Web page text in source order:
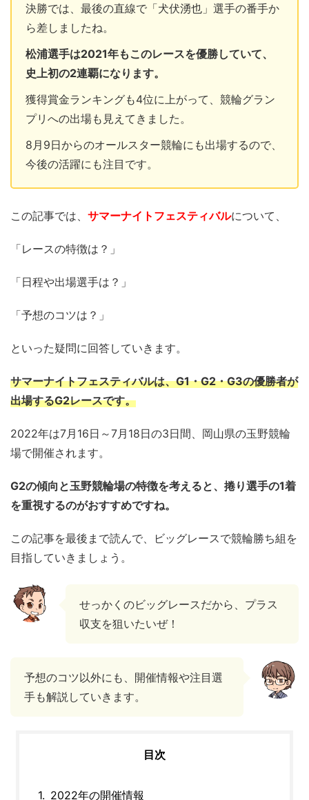
決勝では、最後の直線で「犬伏湧也」選手の番手か
ら差しましたね。
松浦選手は2021年もこのレースを優勝していて、
史上初の2連覇になります。
獲得賞金ランキングも4位に上がって、競輪グラン
プリへの出場も見えてきました。
8月9日からのオールスター競輪にも出場するので、
今後の活躍にも注目です。
この記事では、 サマーナイトフェスティバルについて、
「レースの特徴は？」
「日程や出場選手は？」
「予想のコツは？」
といった疑問に回答していきます。
サマーナイトフェスティバルは、G1・G2・G3の優勝者が
出場するG2レースです。
2022年は7月16日～7月18日の3日間、岡山県の玉野競輪
場で開催されます。
G2の傾向と玉野競輪場の特徴を考えると、捲り選手の1着
を重視するのがおすすめですね。
この記事を最後まで読んで、ビッグレースで競輪勝ち組を
目指していきましょう。
せっかくのビッグレースだから、プラス
収支を狙いたいぜ！
予想のコツ以外にも、開催情報や注目選
手も解説していきます。
目次
2022年の開催情報